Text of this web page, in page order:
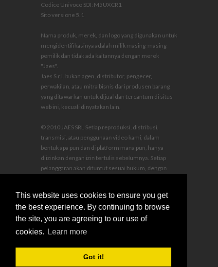
This website uses cookies to ensure you get
the best experience. By continuing to browse
the site, you are agreeing to our use of
cookies.
Learn more
Got it!
Codice Univoco SDI: M5UXCR1
Sito versione 5.1
Nama produk, merek, dan logo yang digunakan untuk
mengidentifikasinya adalah milik masing-masing
pemilik dan tidak ada kaitannya dengan merek
"Jaes".
Jaes S.r.l. bukan agen, distributor, pengecer,
perwakilan, atau mitra bisnis dari produsen barang
yang ditawarkan untuk dijual dan tercantum di situs
web ini, kecuali dinyatakan lain.
© 2010 JAES SRL Setiap reproduksi, distribusi,
transmisi, atau penggunaan video kami, dalam
bentuk apa pun dan di platform mana pun, hanya
diizinkan dengan izin tertulis sebelumnya. Setiap
pelanggaran akan dituntut sesuai hukum, dengan